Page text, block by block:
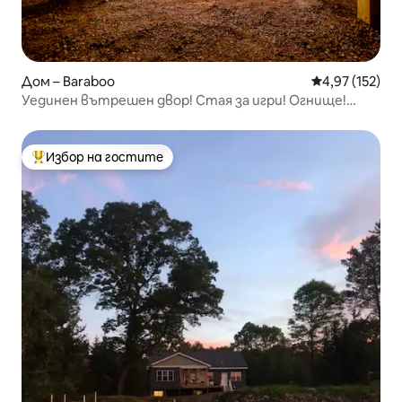
Дом – Baraboo Средна
4,97 (152)
Уединен вътрешен двор! Стая за игри! Огнище!
Най-популярен избор на гостите
Избор на гостите